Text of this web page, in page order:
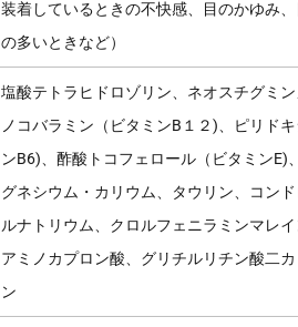
装着しているときの不快感、目のかゆみ
の多いときなど）
塩酸テトラヒドロゾリン、ネオスチグミ
ノコバラミン（ビタミンB１２)、ピリド
ンB6)、酢酸トコフェロール（ビタミンE)
グネシウム・カリウム、タウリン、コン
ルナトリウム、クロルフェニラミンマレ
アミノカプロン酸、グリチルリチン酸二
ン